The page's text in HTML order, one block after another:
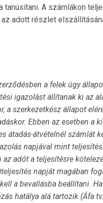
tanúsítani. A számlákon
adott részlet
a felek úgy
igazolást állítanak ki az
a szerkezetkész állapot
Ebben az esetben a
átadás-átvételnél számlát
napjával mint
az adót a teljesítésre
napját magában
a bevallásba beállítani.
hatálya alá tartozik (Áfa